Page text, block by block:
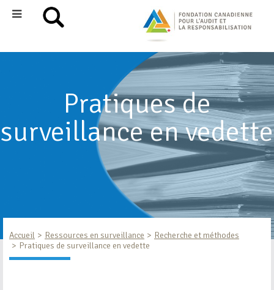
Pratiques de
surveillance en vedette
Accueil Ressources en surveillance
Recherche et méthodes
Pratiques de surveillance en vedette